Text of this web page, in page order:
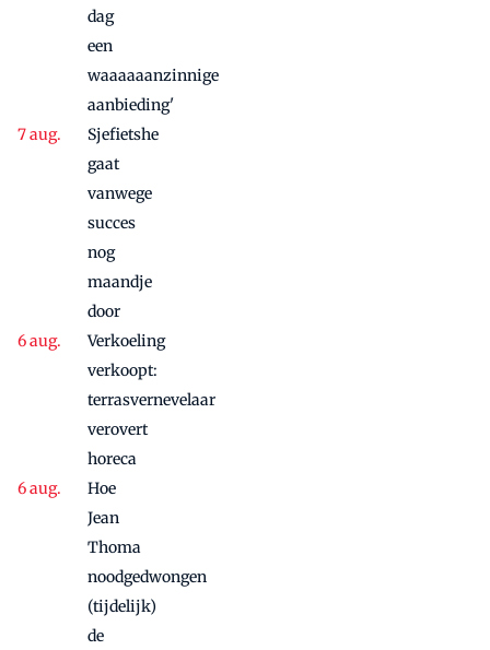
dag
een
waaaaaanzinnige
aanbieding'
Sjefietshe
gaat
vanwege
succes
nog
maandje
door
Verkoeling
verkoopt:
terrasvernevelaar
verovert
horeca
Hoe
Jean
Thoma
noodgedwongen
(tijdelijk)
de